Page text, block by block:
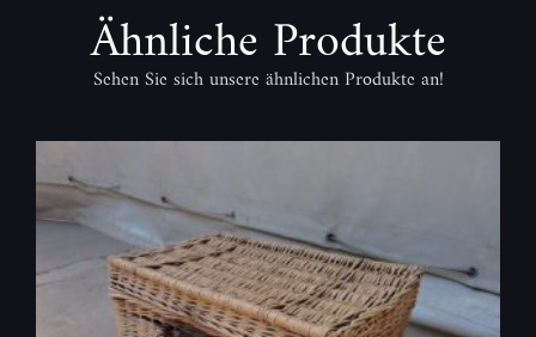
Ähnliche Produkte
Sehen Sie sich unsere ähnlichen Produkte an!